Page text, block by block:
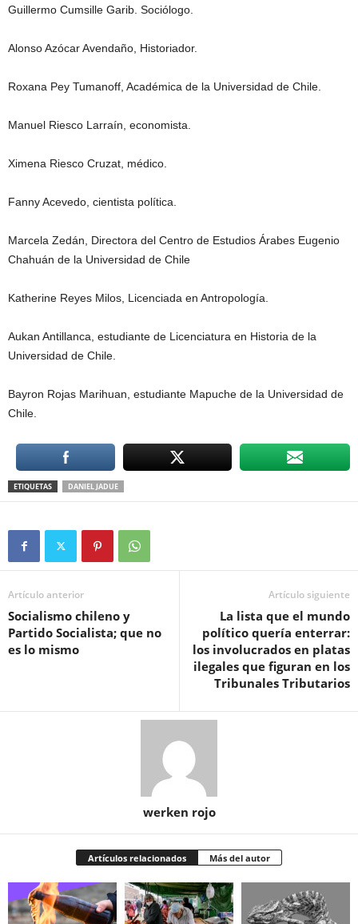
Guillermo Cumsille Garib. Sociólogo.
Alonso Azócar Avendaño, Historiador.
Roxana Pey Tumanoff, Académica de la Universidad de Chile.
Manuel Riesco Larraín, economista.
Ximena Riesco Cruzat, médico.
Fanny Acevedo, cientista política.
Marcela Zedán, Directora del Centro de Estudios Árabes Eugenio
Chahuán de la Universidad de Chile
Katherine Reyes Milos, Licenciada en Antropología.
Aukan Antillanca, estudiante de Licenciatura en Historia de la
Universidad de Chile.
Bayron Rojas Marihuan, estudiante Mapuche de la Universidad de
Chile.
ETIQUETAS DANIEL JADUE
Artículo anterior
Socialismo chileno y
Partido Socialista; que no
es lo mismo
Artículo siguiente
La lista que el mundo
político quería enterrar:
los involucrados en platas
ilegales que figuran en los
Tribunales Tributarios
werken rojo
Artículos relacionados Más del autor